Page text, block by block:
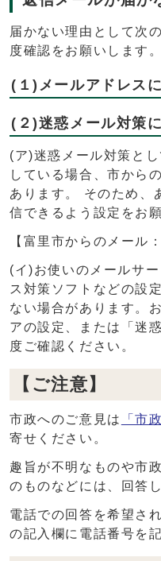
届かない理由として次
度確認をお願いします。
(１)メールアドレス
(２)迷惑メール対策
(ア)迷惑メール対策と
している場合、市から
あります。 そのため、
信できるよう設定をお
【富里市からのメール
(イ)お使いのメールサ
ス対策ソフトなどの設
ない場合があります。
アの設定、または「迷
度ご確認ください。
【ご注意】
市政へのご意見は 「市
寄せください。
趣旨が不明なものや市
のものなどには、回答
電話での回答を希望さ
の記入欄に電話番号を